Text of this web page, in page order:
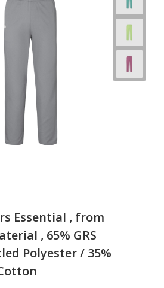
Essential , from
, 65% GRS
Polyester / 35%